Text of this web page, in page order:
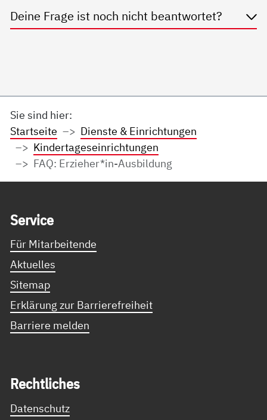
Deine Frage ist noch nicht beantwortet?
Sie sind hier:
Startseite
Dienste & Einrichtungen
Kindertageseinrichtungen
FAQ: Erzieher*in-Ausbildung
Ser­vice
Für Mitarbeitende
Aktuelles
Sitemap
Erklärung zur Barrierefreiheit
Barriere melden
Recht­li­ches
Datenschutz